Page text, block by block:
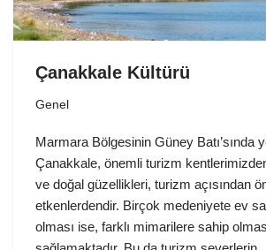
Çanakkale Kültürü
Genel
Marmara Bölgesinin Güney Batı’sında
Çanakkale, önemli turizm
ve doğal güzellikleri, turizm açısından
etkenlerdendir. Birçok medeniyete ev
olması ise, farklı mimarilere sahip